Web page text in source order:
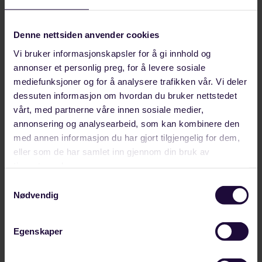
Denne nettsiden anvender cookies
Vi bruker informasjonskapsler for å gi innhold og
annonser et personlig preg, for å levere sosiale
mediefunksjoner og for å analysere trafikken vår. Vi deler
dessuten informasjon om hvordan du bruker nettstedet
vårt, med partnerne våre innen sosiale medier,
annonsering og analysearbeid, som kan kombinere den
med annen informasjon du har gjort tilgjengelig for dem,
eller som de har samlet inn gjennom din bruk av
Nødvendig
Egenskaper
brukes på tvers av land- og offshoreindustri. -En
spennende jobber, sier han.
Må unngå at unge faller
utenfor
Mauseth legger til at flere oljeselskaper tilbyr
gode muligheter for å ta etter- og
videreutdanning.
-Samtidig må bedriftene ha egne insentiver for å
komme på plass bedre infrastruktur som gjør det
mer attraktivt å flytte hit, som for eksempel